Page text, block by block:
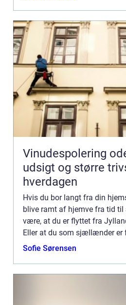
Vinudespolering
udsigt og større
hverdagen
Hvis du bor langt fra din
blive ramt af hjemve fra tid til
være, at du er flyttet fra
Eller at du som sjællænder er
kæreste tilbage t...
Sofie Sørensen